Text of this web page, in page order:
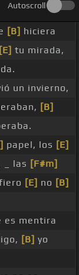
Autoscroll
[B] hiciera
[E] tu mirada,
un invierno,
[B]
papel, los [E]
_ las [F#m]
[E] no [B]
es mentira
[B] yo